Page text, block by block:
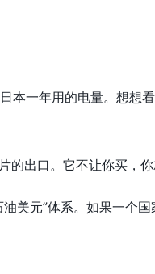
本一年用的电量。想想
出口。它不让你买，你
美元”体系。如果一个